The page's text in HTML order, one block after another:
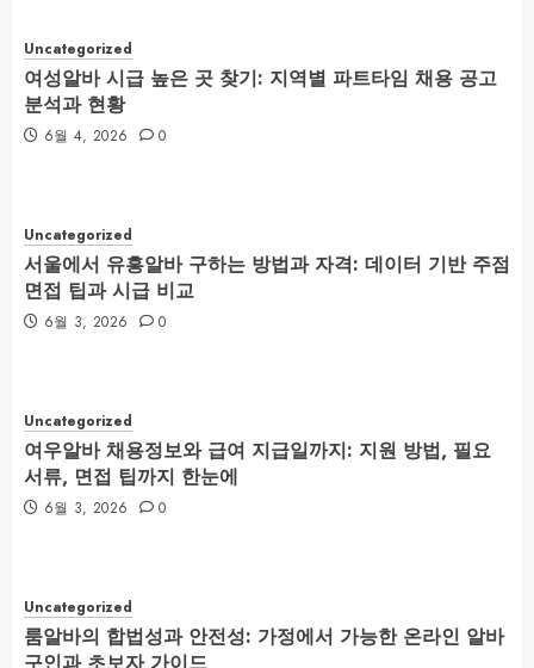
Uncategorized
여성알바 시급 높은 곳 찾기: 지역별 파트타임 채용 공고
분석과 현황
6월 4, 2026 0
Uncategorized
서울에서 유흥알바 구하는 방법과 자격: 데이터 기반 주점
면접 팁과 시급 비교
6월 3, 2026 0
Uncategorized
여우알바 채용정보와 급여 지급일까지: 지원 방법, 필요
서류, 면접 팁까지 한눈에
6월 3, 2026 0
Uncategorized
룸알바의 합법성과 안전성: 가정에서 가능한 온라인 알바